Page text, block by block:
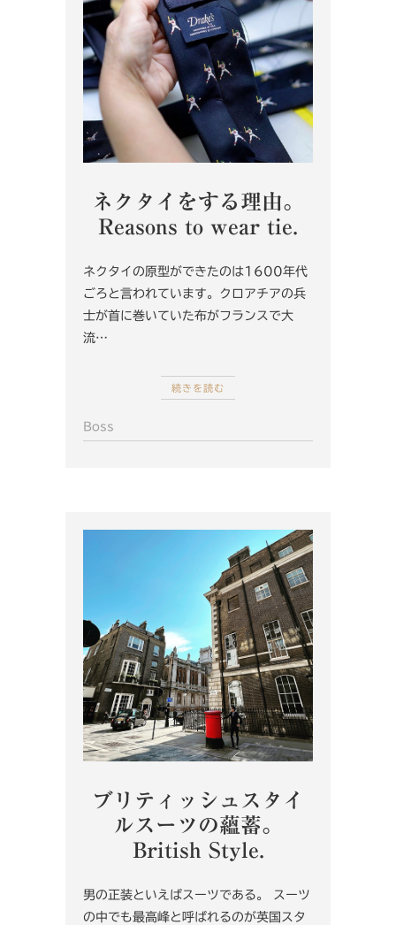
ネクタイをする理由。
Reasons to wear tie.
ネクタイの原型ができたのは1600年代
ごろと言われています。クロアチアの兵
士が首に巻いていた布がフランスで大
流…
続きを読む
Boss
ブリティッシュスタイ
ルスーツの蘊蓄。
British Style.
男の正装といえばスーツである。 スーツ
の中でも最高峰と呼ばれるのが英国スタ